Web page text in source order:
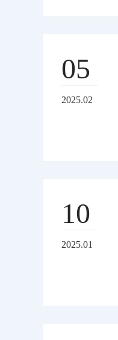
05
2025.02
10
2025.01